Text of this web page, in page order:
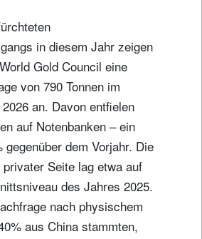
in diesem Jahr zeigen
Gold Council eine
von 790 Tonnen im
an. Davon entfielen
auf Notenbanken – ein
gegenüber dem Vorjahr. Die
Seite lag etwa auf
des Jahres 2025.
nach physischem
aus China stammten,
USA wohnhaft noch bin ich US-Bürger
werden in Übereinstimmung
verwendet